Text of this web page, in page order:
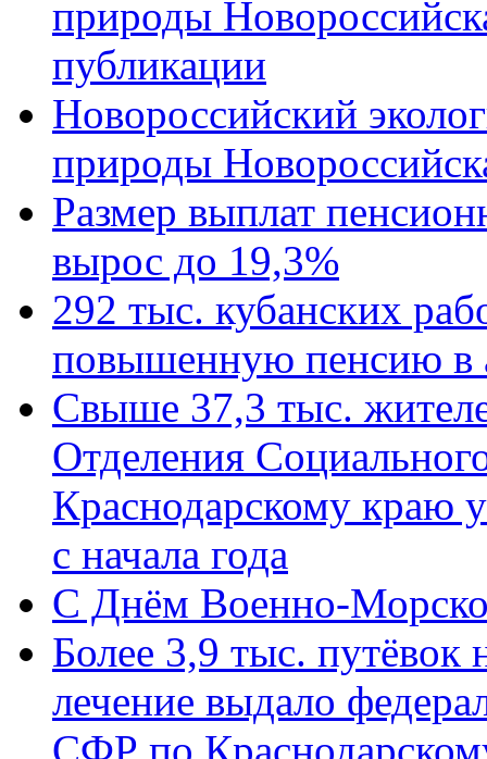
природы
публикации
Новороссийский
природы
Размер выплат
вырос до 19,3%
292 тыс. кубанских
повышенную пенсию в
Свыше 37,3 тыс.
Отделения
Краснодарскому краю
с начала года
C Днём Военно-
Более 3,9 тыс. путёвок
лечение выдало